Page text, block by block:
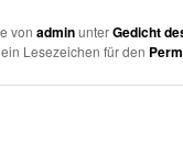
vonadminunterGedicht
Lesezeichen für den